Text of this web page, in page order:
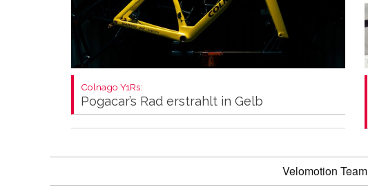
Colnago Y1Rs:
Pogacar’s Rad erstrahlt in Gelb
Velomotion Team